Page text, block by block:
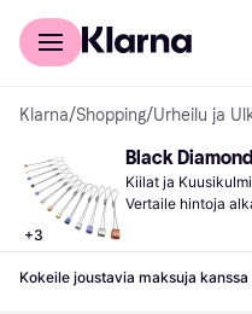
Kuluttajille
Klarna/Shopping/Urheilu ja
+3
Black
Kiilat ja
Vertaile hintoja
Kokeile joustavia maksuja kanssa